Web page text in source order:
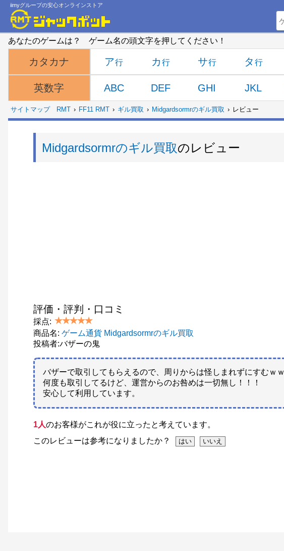
iimyグループの安心オンラインストア
あなたのゲームは？ ゲーム名の頭文字を押してください！
カタカナ
英数字
ア カ サ タ
ABC DEF GHI JKL
サイトマップ RMT FF11 RMT ギル買取 Midgardsormrのギル買取 レビュー
Midgardsormrのギル買取のレビュー
評価・評判・口コミ
採点:
商品名: ゲーム通貨 Midgardsormrのギル買取
投稿者:バザーの鬼
バザーで取引してもらえるので、周りからは怪しまれずにすむｗｗ
何度も取引してるけど、運営からのお咎めは一切無し！！！
安心して利用しています。
1人のお客様がこれが役に立ったと考えています。
このレビューは参考になりましたか？